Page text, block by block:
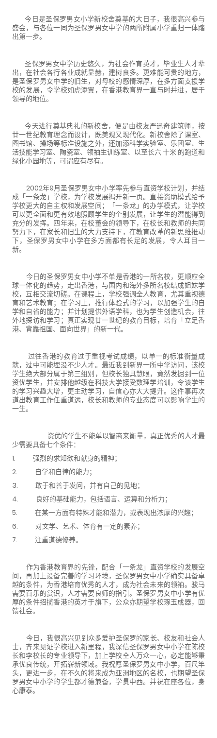
今日是圣保罗男女小学新校舍奠基的大日子，我很高兴参与
盛会，与各位一同为圣保罗男女中学的两所附属小学重归一体踏
出第一步。
圣保罗男女中学历史悠久，为社会作育英才，毕业生人才辈
出，在社会各行各业成就显赫，建树良多。更难能可贵的地方，
是圣保罗男女中学的旧生，对母校的感情深厚，在多方面支援学
校的发展，令学校如虎添翼，在香港教育界一直与时并进，居于
领导的地位。
今天进行奠基典礼的新校舍，便是由校友严迅奇建筑师，按
廿一世纪教育理念而设计，既美观又现代化。新校舍除了课室、
图书馆、操场等标准设施之外，还加添科学实验室、乐团室、生
活技能学习室、陶瓷室、领袖生训练室、以至长六 十米 的跑道和
绿化小园地等，可谓应有尽有。
2002年9月圣保罗男女中小学率先参与直资学校计划，并结
成「一条龙」学校，为学校发展揭开新一页。直接资助模式给予
学校更大的自主权和发展空间；「一条龙」的办学模式，让学校
可以更全面和更有效地照顾学生的个别发展，让学生的潜能得到
充分的发挥。四年来，在校董会的领导下，在校长和教师的共同
努力下，在家长和旧生的大力支持下，在教育改革的新思维推动
下，圣保罗男女中小学在多方面都有长足的发展，令人耳目一
新。
今日的圣保罗男女中小学不单是香港的一所名校，更顺应全
球一体化的趋势，走出香港，与国内和海外多所名校结成姐妹学
校，互相交流切磋。在课程上，学校强调全人教育，尤其重视德
育和艺术教育；在学习上，推行体验式的学习，以加强学生的自
学和自省的能力；并计划提供外语学科，也为学生创造机会，往
外地探访和学习；真正实现廿一世纪的教育目标，培育「立足香
港、背靠祖国、面向世界」的新一代。
过往香港的教育过于重视考试成绩，以单一的标准衡量成
就，过中可能埋没不少人才。最近我到新界一所中学访问，该校
学生绝大部分属于第三组别，但校长独具慧眼，竟然发掘到一位
资优学生，并安排他越级在科技大学接受数理学培训，令该学生
的学习兴趣大增，更主动学习，自信心亦大大提升。这件事再次
道出教育工作任重道远，校长和教师的专业态度可以影响学生的
一生。
资优的学生不能单以智商来衡量，真正优秀的人才最
少需要具备七个条件：
1. 强烈的求知欲和献身的精神；
2. 自学和自律的能力；
3. 敢于和善于发问，并有自己的见地；
4. 良好的基础能力，包括语言、运算和分析力；
5. 在某一方面有特殊才能和潜力，或表现出浓厚的兴趣；
6. 对文学、艺术、体育有一定的素养；
7. 注重道德修养。
作为香港教育界的先锋，配合「一条龙」直资学校的发展空
间，再加上设备完善的学习环境，圣保罗男女中小学确实具备卓
越的条件，为香港培育优秀的人才，成为社会未来的领袖。骏马
需要百乐的赏识，人才需要良师的指引。圣保罗男女中小学有优
厚的条件招揽香港的英才于旗下，公众亦期望学校琢玉成器，回
馈社会。
今日，我很高兴见到众多爱护圣保罗的家长、校友和社会人
士，齐来见证学校进入新里程，我深信圣保罗男女中小学在陈校
长和李校长的专业领导下，加上学校仝人万众一心，必定能够秉
承优良传统，开拓崭新领域。我祝愿圣保罗男女中小学，百尺竿
头，更进一步，在不久的将来成为亚洲地区的名校，也期望圣保
罗男女中小学的学生都才德兼备，学贯中西。并祝在座各位，身
心康泰。